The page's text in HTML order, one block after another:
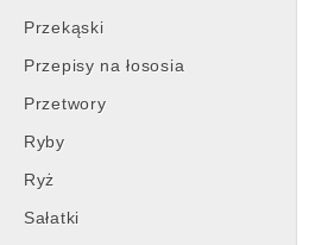
Przekąski
Przepisy na łososia
Przetwory
Ryby
Ryż
Sałatki